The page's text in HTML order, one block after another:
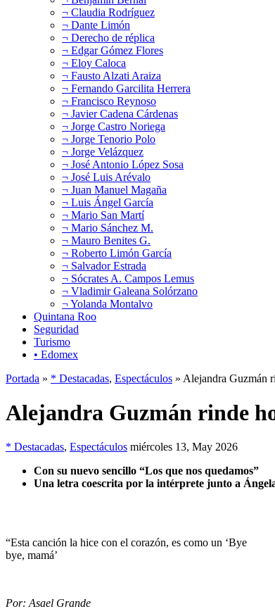
¬ Claudia Rodríguez
¬ Dante Limón
¬ Derecho de réplica
¬ Edgar Gómez Flores
¬ Eloy Caloca
¬ Fausto Alzati Araiza
¬ Fernando Garcilita Herrera
¬ Francisco Reynoso
¬ Javier Cadena Cárdenas
¬ Jorge Castro Noriega
¬ Jorge Tenorio Polo
¬ Jorge Velázquez
¬ José Antonio López Sosa
¬ José Luis Arévalo
¬ Juan Manuel Magaña
¬ Luis Ángel García
¬ Mario San Martí
¬ Mario Sánchez M.
¬ Mauro Benites G.
¬ Roberto Limón García
¬ Salvador Estrada
¬ Sócrates A. Campos Lemus
¬ Vladimir Galeana Solórzano
¬ Yolanda Montalvo
Quintana Roo
Seguridad
Turismo
• Edomex
Portada » * Destacadas, Espectáculos » Alejandra Guzmán
Alejandra Guzmán rinde
* Destacadas, Espectáculos miércoles 13, May 2026
Con su nuevo sencillo “Los que nos quedamos”
Una letra coescrita por la intérprete junto a
“Esta canción la hice con el corazón, es como un ‘Bye
bye, mamá’
Por: Asael Grande